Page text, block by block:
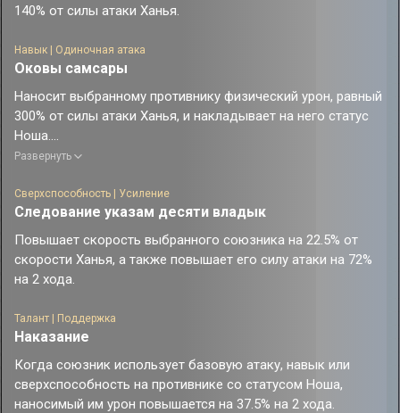
140% от силы атаки Ханья.
Навык | Одиночная атака
Оковы самсары
Наносит выбранному противнику физический урон, равный
300% от силы атаки Ханья, и накладывает на него статус
Ноша.
За каждые 2 выполненные базовые атаки, навыка или
союзники немедленно восстанавливают 1 очко навыков.
Статус Ноша остаётся только на последнем противнике, на
которого он был наложен, и он автоматически снимается
после того, как эффект восстановления очка навыков
таланта Ханья активируется 2 раза.
Развернуть
Сверхспособность | Усиление
Следование указам десяти владык
Повышает скорость выбранного союзника на 22.5% от
скорости Ханья, а также повышает его силу атаки на 72%
на 2 хода.
Талант | Поддержка
Наказание
Когда союзник использует базовую атаку, навык или
сверхспособность на противнике со статусом Ноша,
наносимый им урон повышается на 37.5% на 2 хода.